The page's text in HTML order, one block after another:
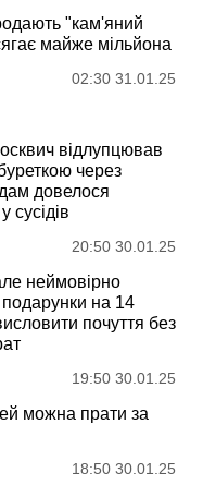
"кам'яний
майже мільйона
02:30 31.01.25
відлупцював
через
довелося
сусідів
20:50 30.01.25
неймовірно
на 14
почуття без
19:50 30.01.25
можна прати за
18:50 30.01.25